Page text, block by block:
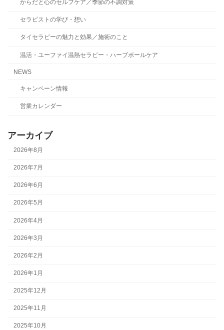
からだと心のセルフケア／季節の不調対策
セラピストの学び・想い
タイセラピーの魅力と効果／施術のこと
温活・ユーファイ温熱セラピー・ハーブボールケア
NEWS
キャンペーン情報
営業カレンダー
アーカイブ
2026年8月
2026年7月
2026年6月
2026年5月
2026年4月
2026年3月
2026年2月
2026年1月
2025年12月
2025年11月
2025年10月